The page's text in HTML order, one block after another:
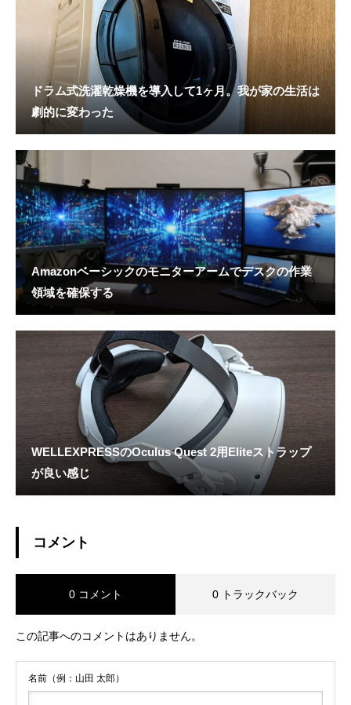
ドラム式洗濯乾燥機を導入して1ヶ月。我が家の生活は
劇的に変わった
Amazonベーシックのモニターアームでデスクの作業
領域を確保する
WELLEXPRESSのOculus Quest 2用Eliteストラップ
が良い感じ
コメント
0 コメント 0 トラックバック
この記事へのコメントはありません。
名前（例：山田 太郎）